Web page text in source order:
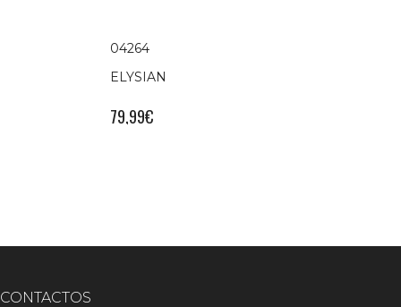
04264
ELYSIAN
79,99€
CONTACTOS